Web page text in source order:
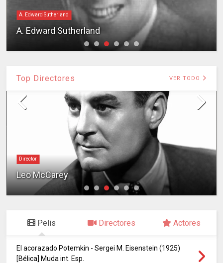
A. Edward Sutherland
A. Edward Sutherland
Top Directores VER TODO
Director
Leo McCarey
Pelis Directores Actores
El acorazado Potemkin - Sergei M. Eisenstein (1925)
[Bélica] Muda int. Esp.